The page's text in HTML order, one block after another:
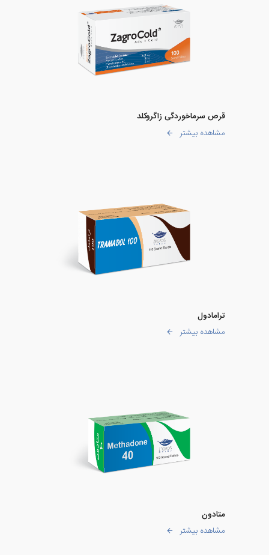
قرص سرماخوردگی زاگروکلد
مشاهده بیشتر
ترامادول
مشاهده بیشتر
متادون
مشاهده بیشتر